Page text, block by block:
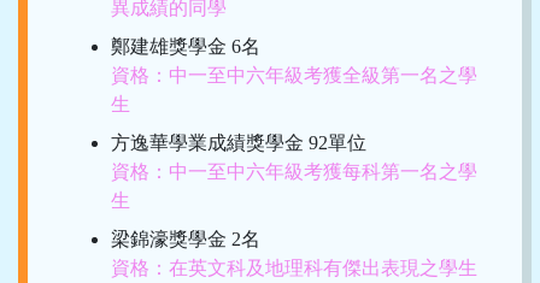
異成績的同學
鄭建雄獎學金 6名
資格：中一至中六年級考獲全級第一名之學
生
方逸華學業成績獎學金 92單位
資格：中一至中六年級考獲每科第一名之學
生
梁錦濠獎學金 2名
資格：在英文科及地理科有傑出表現之學生